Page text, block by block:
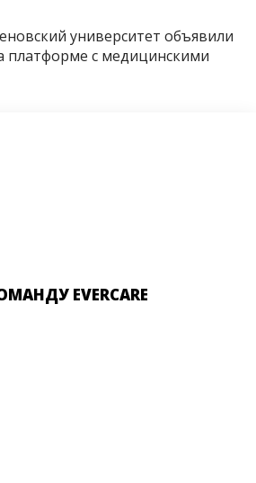
университет объявили
платформе с медицинскими
EVERCARE